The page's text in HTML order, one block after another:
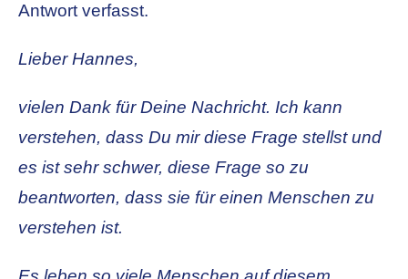
Antwort verfasst.
Lieber Hannes,
vielen Dank für Deine Nachricht. Ich kann
verstehen, dass Du mir diese Frage stellst und
es ist sehr schwer, diese Frage so zu
beantworten, dass sie für einen Menschen zu
verstehen ist.